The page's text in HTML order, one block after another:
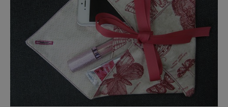
Заозерный
Зеленогорск